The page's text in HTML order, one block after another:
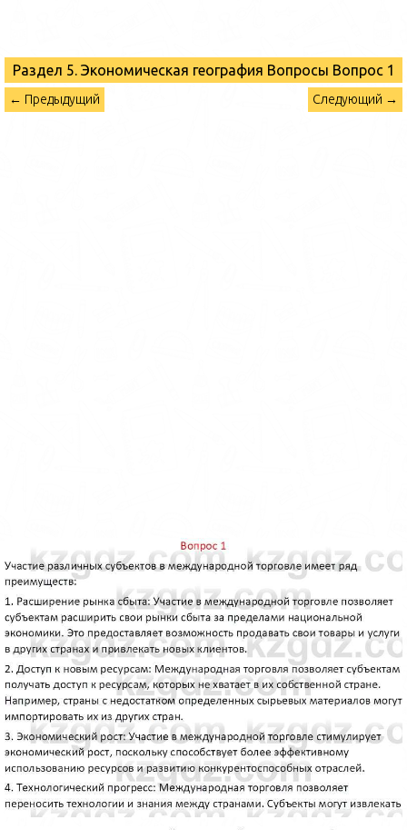
Раздел 5. Экономическая география Вопросы Вопрос 1
← Предыдущий Следующий →